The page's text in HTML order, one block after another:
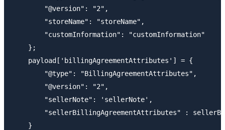
        "@version": "2",
        "storeName": "storeName",
        "customInformation": "customInformation"
    };
    payload['billingAgreementAttributes'] = {
        "@type": "BillingAgreementAttributes",
        "@version": "2",
        "sellerNote": 'sellerNote',
"sellerBillingAgreementAttributes" :
    }